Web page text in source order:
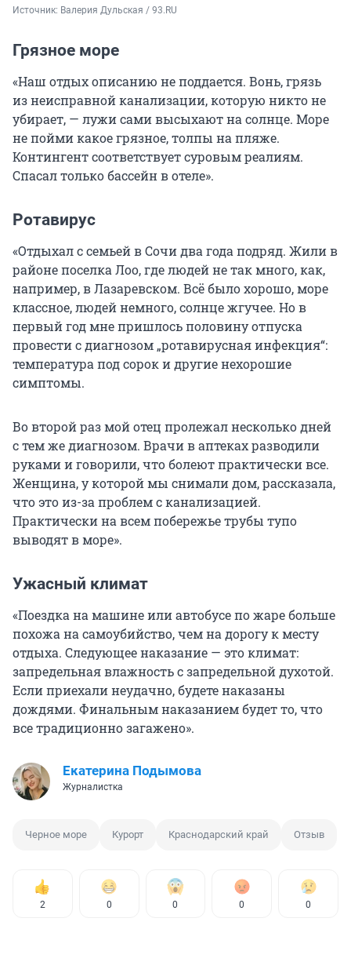
Источник: Валерия Дульская / 93.RU
Грязное море
«Наш отдых описанию не поддается. Вонь, грязь
из неисправной канализации, которую никто не
убирает, — лужи сами высыхают на солнце. Море
не пойми какое грязное, толпы на пляже.
Контингент соответствует суровым реалиям.
Спасал только бассейн в отеле».
Ротавирус
«Отдыхал с семьей в Сочи два года подряд. Жили в
районе поселка Лоо, где людей не так много, как,
например, в Лазаревском. Всё было хорошо, море
классное, людей немного, солнце жгучее. Но в
первый год мне пришлось половину отпуска
провести с диагнозом „ротавирусная инфекция“:
температура под сорок и другие нехорошие
симптомы.
Во второй раз мой отец пролежал несколько дней
с тем же диагнозом. Врачи в аптеках разводили
руками и говорили, что болеют практически все.
Женщина, у которой мы снимали дом, рассказала,
что это из-за проблем с канализацией.
Практически на всем побережье трубы тупо
выводят в море».
Ужасный климат
«Поездка на машине или автобусе по жаре больше
похожа на самоубийство, чем на дорогу к месту
отдыха. Следующее наказание — это климат:
запредельная влажность с запредельной духотой.
Если приехали неудачно, будете наказаны
дождями. Финальным наказанием будет то, что
все традиционно загажено».
Екатерина Подымова
Журналистка
Черное море Курорт Краснодарский край Отзыв
2 0 0 0 0